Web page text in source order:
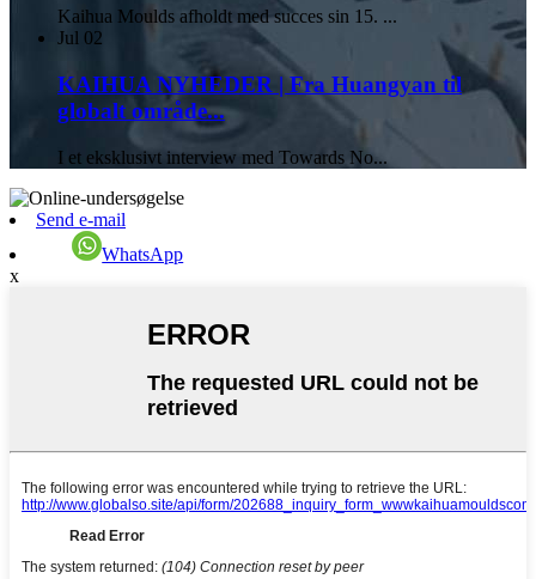
Kaihua Moulds afholdt med succes sin 15. ...
Jul 02
KAIHUA NYHEDER | Fra Huangyan til
globalt område...
I et eksklusivt interview med Towards No...
Send e-mail
WhatsApp
x